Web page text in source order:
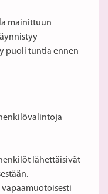
mainittuun
puoli tuntia ennen
lähettäisivät
vapaamuotoisesti